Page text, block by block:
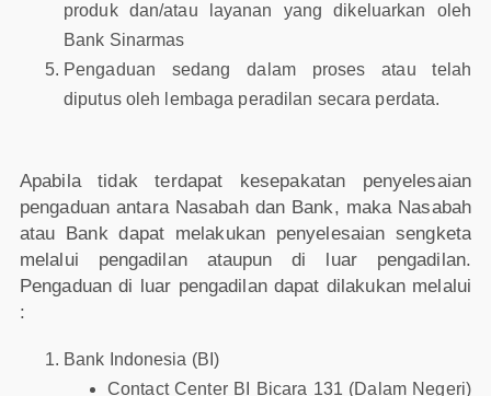
produk dan/atau layanan yang dikeluarkan oleh
Bank Sinarmas
Pengaduan sedang dalam proses atau telah
diputus oleh lembaga peradilan secara perdata.
Apabila tidak terdapat kesepakatan penyelesaian
pengaduan antara Nasabah dan Bank, maka Nasabah
atau Bank dapat melakukan penyelesaian sengketa
melalui pengadilan ataupun di luar pengadilan.
Pengaduan di luar pengadilan dapat dilakukan melalui
:
Bank Indonesia (BI)
Contact Center BI Bicara 131 (Dalam Negeri)